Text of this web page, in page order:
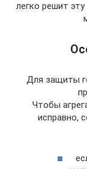
легко решит
Для защиты
Чтобы
исправно,